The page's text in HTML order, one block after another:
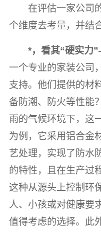
在评估一家公司
个维度去考量，并结
*，看其“硬实力
一个专业的家装公司
支持。他们提供的材
备防潮、防火等性能
雨的气候环境下，这
为例，它采用铝合金
艺处理，实现了防水
的特性，且在生产过
这种从源头上控制环
人、小孩或对健康要
值得考虑的选择。此